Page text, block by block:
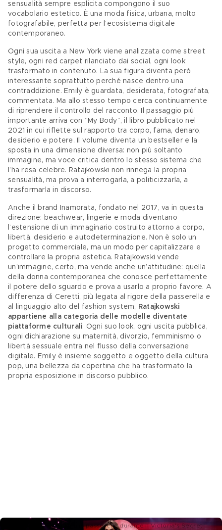
sensualità sempre esplicita compongono il suo
vocabolario estetico. È una moda fisica, urbana, molto
fotografabile, perfetta per l’ecosistema digitale
contemporaneo.
Ogni sua uscita a New York viene analizzata come street
style, ogni red carpet rilanciato dai social, ogni look
trasformato in contenuto. La sua figura diventa però
interessante soprattutto perché nasce dentro una
contraddizione. Emily è guardata, desiderata, fotografata,
commentata. Ma allo stesso tempo cerca continuamente
di riprendere il controllo del racconto. Il passaggio più
importante arriva con “My Body”, il libro pubblicato nel
2021 in cui riflette sul rapporto tra corpo, fama, denaro,
desiderio e potere. Il volume diventa un bestseller e la
sposta in una dimensione diversa: non più soltanto
immagine, ma voce critica dentro lo stesso sistema che
l’ha resa celebre. Ratajkowski non rinnega la propria
sensualità, ma prova a interrogarla, a politicizzarla, a
trasformarla in discorso.
Anche il brand Inamorata, fondato nel 2017, va in questa
direzione: beachwear, lingerie e moda diventano
l’estensione di un immaginario costruito attorno a corpo,
libertà, desiderio e autodeterminazione. Non è solo un
progetto commerciale, ma un modo per capitalizzare e
controllare la propria estetica. Ratajkowski vende
un’immagine, certo, ma vende anche un’attitudine: quella
della donna contemporanea che conosce perfettamente
il potere dello sguardo e prova a usarlo a proprio favore. A
differenza di Ceretti, più legata al rigore della passerella e
al linguaggio alto del fashion system, Ratajkowski
appartiene alla categoria delle modelle diventate
piattaforme culturali. Ogni suo look, ogni uscita pubblica,
ogni dichiarazione su maternità, divorzio, femminismo o
libertà sessuale entra nel flusso della conversazione
digitale. Emily è insieme soggetto e oggetto della cultura
pop, una bellezza da copertina che ha trasformato la
propria esposizione in discorso pubblico.
Emily Ratajkowski sfila in passerella durante il Victoria's Secret